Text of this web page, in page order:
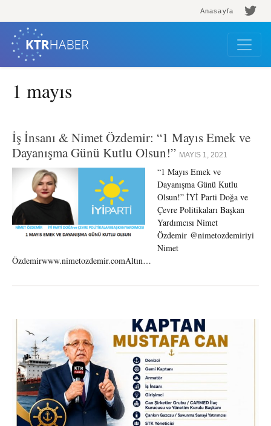
Anasayfa
1 mayıs
İş İnsanı & Nimet Özdemir: “1 Mayıs Emek ve
Dayanışma Günü Kutlu Olsun!” MAYIS 1, 2021
“1 Mayıs Emek ve
Dayanışma Günü Kutlu
Olsun!” İYİ Parti Doğa ve
Çevre Politikaları Başkan
Yardımcısı Nimet
Özdemir @nimetozdemiriyi
Nimet
Özdemirwww.nimetozdemir.comAltın…